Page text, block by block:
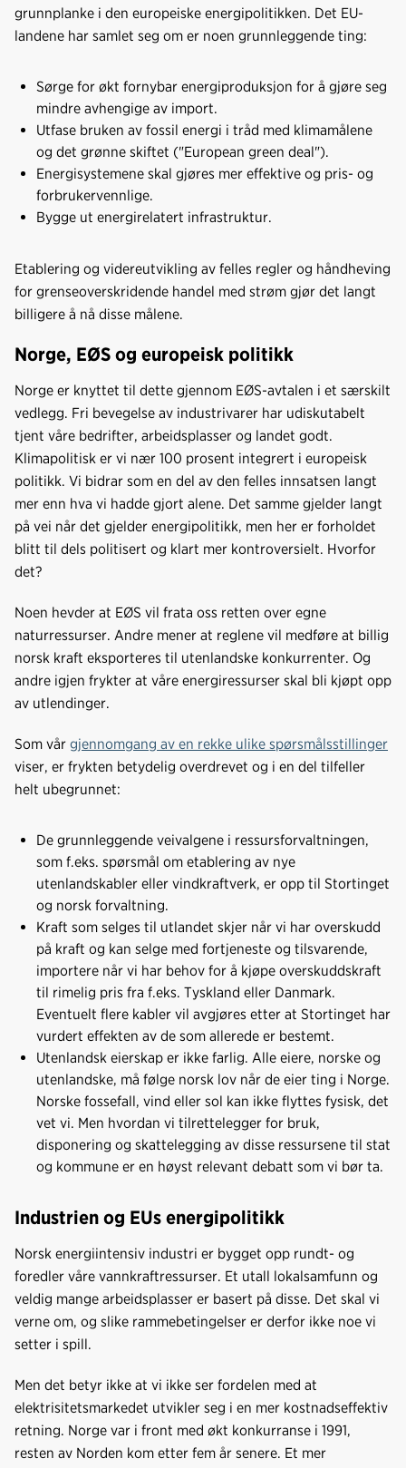
grunnplanke i den europeiske energipolitikken. Det EU-
landene har samlet seg om er noen grunnleggende ting:
Sørge for økt fornybar energiproduksjon for å gjøre seg
mindre avhengige av import.
Utfase bruken av fossil energi i tråd med klimamålene
og det grønne skiftet ("European green deal").
Energisystemene skal gjøres mer effektive og pris- og
forbrukervennlige.
Bygge ut energirelatert infrastruktur.
Etablering og videreutvikling av felles regler og håndheving
for grenseoverskridende handel med strøm gjør det langt
billigere å nå disse målene.
Norge, EØS og europeisk politikk
Norge er knyttet til dette gjennom EØS-avtalen i et særskilt
vedlegg. Fri bevegelse av industrivarer har udiskutabelt
tjent våre bedrifter, arbeidsplasser og landet godt.
Klimapolitisk er vi nær 100 prosent integrert i europeisk
politikk. Vi bidrar som en del av den felles innsatsen langt
mer enn hva vi hadde gjort alene. Det samme gjelder langt
på vei når det gjelder energipolitikk, men her er forholdet
blitt til dels politisert og klart mer kontroversielt. Hvorfor
det?
Noen hevder at EØS vil frata oss retten over egne
naturressurser. Andre mener at reglene vil medføre at billig
norsk kraft eksporteres til utenlandske konkurrenter. Og
andre igjen frykter at våre energiressurser skal bli kjøpt opp
av utlendinger.
Som vår gjennomgang av en rekke ulike spørsmålsstillinger
viser, er frykten betydelig overdrevet og i en del tilfeller
helt ubegrunnet:
De grunnleggende veivalgene i ressursforvaltningen,
som f.eks. spørsmål om etablering av nye
utenlandskabler eller vindkraftverk, er opp til Stortinget
og norsk forvaltning.
Kraft som selges til utlandet skjer når vi har overskudd
på kraft og kan selge med fortjeneste og tilsvarende,
importere når vi har behov for å kjøpe overskuddskraft
til rimelig pris fra f.eks. Tyskland eller Danmark.
Eventuelt flere kabler vil avgjøres etter at Stortinget har
vurdert effekten av de som allerede er bestemt.
Utenlandsk eierskap er ikke farlig. Alle eiere, norske og
utenlandske, må følge norsk lov når de eier ting i Norge.
Norske fossefall, vind eller sol kan ikke flyttes fysisk, det
vet vi. Men hvordan vi tilrettelegger for bruk,
disponering og skattelegging av disse ressursene til stat
og kommune er en høyst relevant debatt som vi bør ta.
Industrien og EUs energipolitikk
Norsk energiintensiv industri er bygget opp rundt- og
foredler våre vannkraftressurser. Et utall lokalsamfunn og
veldig mange arbeidsplasser er basert på disse. Det skal vi
verne om, og slike rammebetingelser er derfor ikke noe vi
setter i spill.
Men det betyr ikke at vi ikke ser fordelen med at
elektrisitetsmarkedet utvikler seg i en mer kostnadseffektiv
retning. Norge var i front med økt konkurranse i 1991,
resten av Norden kom etter fem år senere. Et mer